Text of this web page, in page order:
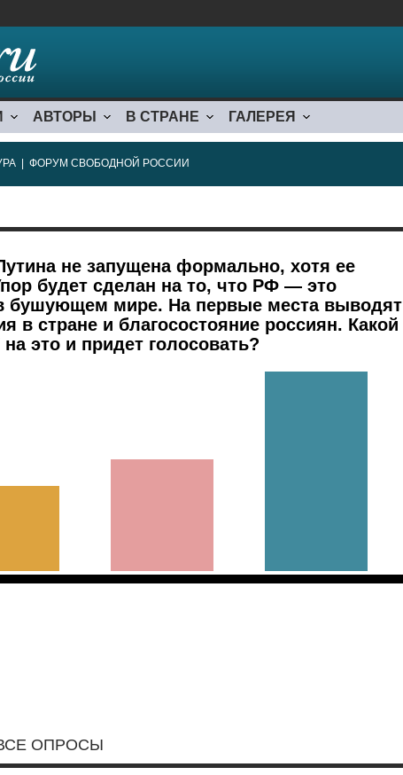
АВТОРЫ В СТРАНЕ ГАЛЕРЕЯ
ФОРУМ СВОБОДНОЙ РОССИИ
не запущена формально, хотя ее
будет сделан на то, что РФ — это
бушующем мире. На первые места выводят
в стране и благосостояние россиян. Какой
это и придет голосовать?
ОПРОСЫ